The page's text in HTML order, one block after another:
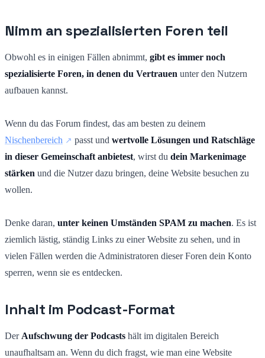
Nimm an spezialisierten Foren teil
Obwohl es in einigen Fällen abnimmt, gibt es immer noch
spezialisierte Foren, in denen du Vertrauen unter den Nutzern
aufbauen kannst.
Wenn du das Forum findest, das am besten zu deinem
Nischenbereich
passt und wertvolle Lösungen und Ratschläge
in dieser Gemeinschaft anbietest, wirst du dein Markenimage
stärken und die Nutzer dazu bringen, deine Website besuchen zu
wollen.
Denke daran, unter keinen Umständen SPAM zu machen. Es ist
ziemlich lästig, ständig Links zu einer Website zu sehen, und in
vielen Fällen werden die Administratoren dieser Foren dein Konto
sperren, wenn sie es entdecken.
Inhalt im Podcast-Format
Der Aufschwung der Podcasts hält im digitalen Bereich
unaufhaltsam an. Wenn du dich fragst, wie man eine Website